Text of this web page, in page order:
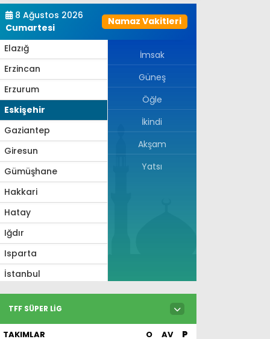
8 Ağustos 2026
Cumartesi
Namaz Vakitleri
Düzce
Edirne
Elazığ
Erzincan
Erzurum
Eskişehir
Gaziantep
Giresun
Gümüşhane
Hakkari
Hatay
Iğdır
Isparta
İstanbul
İzmir
Kahramanmaraş
Karabük
İmsak
Güneş
Öğle
İkindi
Akşam
Yatsı
TFF SÜPER LIG
TAKIMLAR O AV P